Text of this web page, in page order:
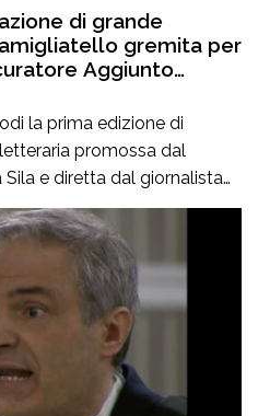
di grande
gremita per
Aggiunto
la prima edizione di
letteraria promossa dal
e diretta dal giornalista
19 agosto porterà a
i più autorevoli
e istituzionale
di Piazza […]